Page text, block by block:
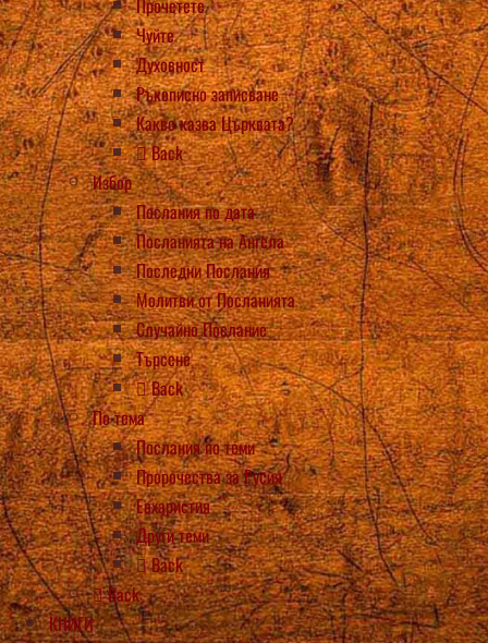
Чуйте
Духовност
Ръкописно записване
Какво казва Църквата?
Back
Избор
Послания по дата
Посланията на Ангела
Последни Послания
Молитви от Посланията
Случайно Послание
Търсене
Back
По тема
Послания по теми
Пророчества за Русия
Евхаристия
Други теми
Back
Back
КНИГИ